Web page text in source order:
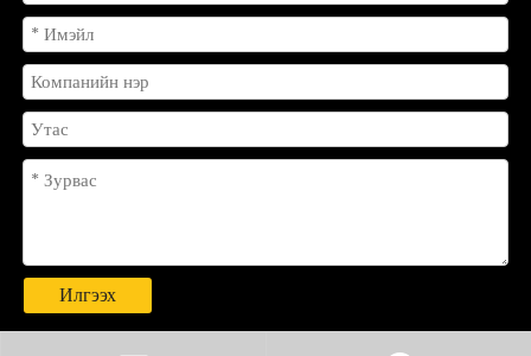
Илгээх